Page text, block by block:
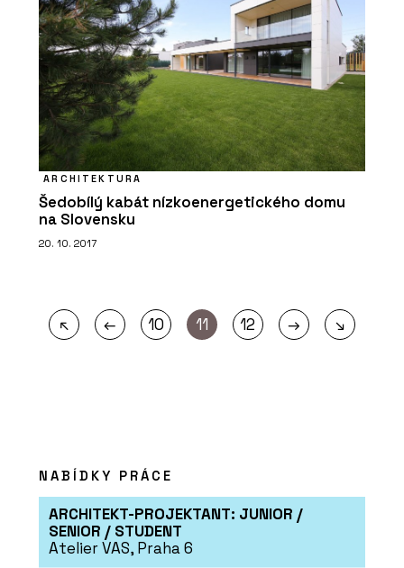
ARCHITEKTURA
Šedobílý kabát nízkoenergetického domu
na Slovensku
20. 10. 2017
↖ ← 10 11 12 → ↘
NABÍDKY PRÁCE
ARCHITEKT-PROJEKTANT: JUNIOR /
SENIOR / STUDENT
Atelier VAS, Praha 6